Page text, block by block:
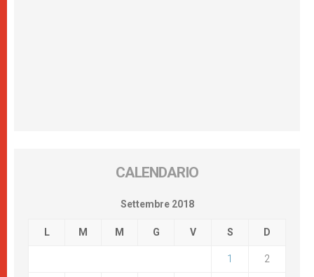
CALENDARIO
Settembre 2018
L M M G V S D
1 2